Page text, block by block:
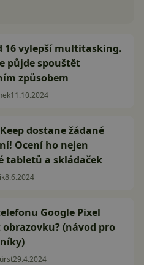
16 vylepší multitasking.
půjde spouštět
způsobem
11.10.2024
dostane žádané
Ocení ho nejen
tabletů a skládaček
8.6.2024
Google Pixel
(návod pro
29.4.2024